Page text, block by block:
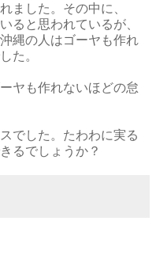
ました。その中に、
ると思われているが、
縄の人はゴーヤも作れ
た。
ヤも作れないほどの怠
でした。たわわに実る
るでしょうか？